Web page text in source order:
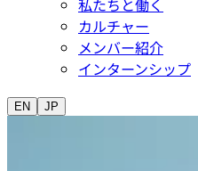
私たちと働く
カルチャー
メンバー紹介
インターンシップ
EN JP